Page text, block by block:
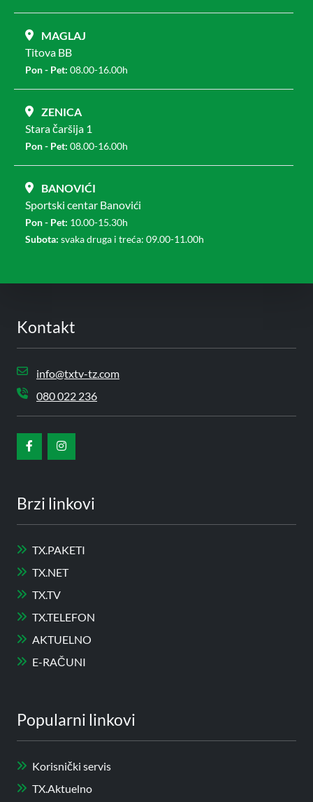
MAGLAJ
Titova BB
Pon - Pet: 08.00-16.00h
ZENICA
Stara čaršija 1
Pon - Pet: 08.00-16.00h
BANOVIĆI
Sportski centar Banovići
Pon - Pet: 10.00-15.30h
Subota: svaka druga i treća: 09.00-11.00h
Kontakt
info@txtv-tz.com
080 022 236
Brzi linkovi
TX.PAKETI
TX.NET
TX.TV
TX.TELEFON
AKTUELNO
E-RAČUNI
Popularni linkovi
Korisnički servis
TX.Aktuelno